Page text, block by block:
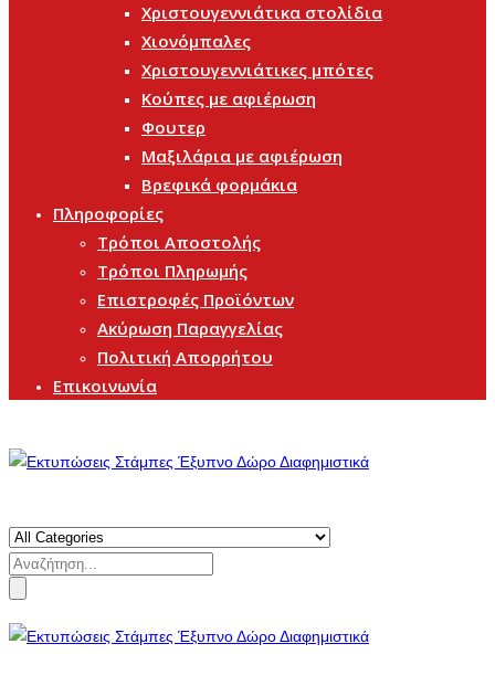
Χριστουγεννιάτικα στολίδια
Χιονόμπαλες
Χριστουγεννιάτικες μπότες
Κούπες με αφιέρωση
Φουτερ
Μαξιλάρια με αφιέρωση
Βρεφικά φορμάκια
Πληροφορίες
Τρόποι Αποστολής
Τρόποι Πληρωμής
Επιστροφές Προϊόντων
Ακύρωση Παραγγελίας
Πολιτική Απορρήτου
Επικοινωνία
Search